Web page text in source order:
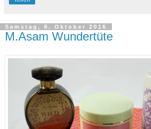
Samstag, 8. Oktober 2016
M.Asam Wundertüte